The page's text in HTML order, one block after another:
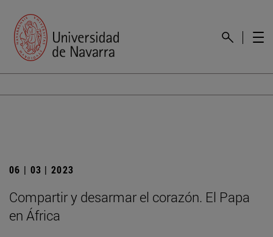
06 | 03 | 2023
Compartir y desarmar el corazón. El Papa
en África